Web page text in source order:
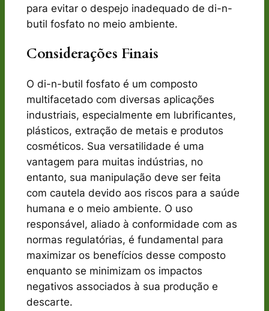
para evitar o despejo inadequado de di-n-
butil fosfato no meio ambiente.
Considerações Finais
O di-n-butil fosfato é um composto
multifacetado com diversas aplicações
industriais, especialmente em lubrificantes,
plásticos, extração de metais e produtos
cosméticos. Sua versatilidade é uma
vantagem para muitas indústrias, no
entanto, sua manipulação deve ser feita
com cautela devido aos riscos para a saúde
humana e o meio ambiente. O uso
responsável, aliado à conformidade com as
normas regulatórias, é fundamental para
maximizar os benefícios desse composto
enquanto se minimizam os impactos
negativos associados à sua produção e
descarte.